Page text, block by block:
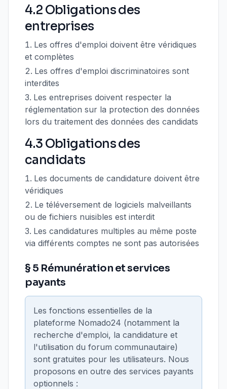
4.2 Obligations des
entreprises
Les offres d'emploi doivent être véridiques
et complètes
Les offres d'emploi discriminatoires sont
interdites
Les entreprises doivent respecter la
réglementation sur la protection des données
lors du traitement des données des candidats
4.3 Obligations des
candidats
Les documents de candidature doivent être
véridiques
Le téléversement de logiciels malveillants
ou de fichiers nuisibles est interdit
Les candidatures multiples au même poste
via différents comptes ne sont pas autorisées
§ 5 Rémunération et services
payants
Les fonctions essentielles de la
plateforme Nomado24 (notamment la
recherche d'emploi, la candidature et
l'utilisation du forum communautaire)
sont gratuites pour les utilisateurs. Nous
proposons en outre des services payants
optionnels :